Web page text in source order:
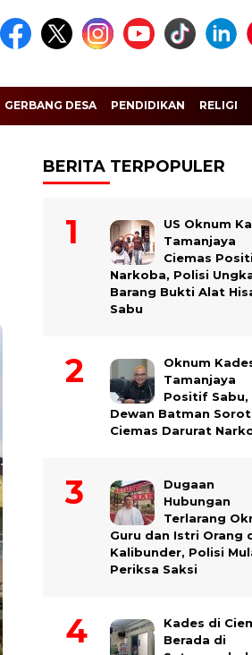
GERBANG DESA PENDIDIKAN RELIGI
BERITA TERPOPULER
US Oknum
Tamanjaya
Ciemas
Narkoba, Polisi
Barang Bukti Alat
Sabu
Oknum
Tamanjaya
Positif Sabu,
Dewan Batman
Ciemas Darurat
Dugaan
Hubungan
Terlarang
Guru dan Istri Orang
Kalibunder, Polisi
Periksa Saksi
Kades di
Berada di